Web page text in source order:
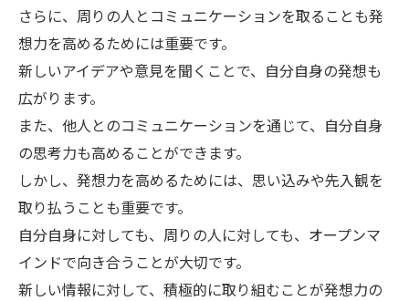
さらに、周りの人とコミュニケーションを取ることも発
想力を高めるためには重要です。
新しいアイデアや意見を聞くことで、自分自身の発想も
広がります。
また、他人とのコミュニケーションを通じて、自分自身
の思考力も高めることができます。
しかし、発想力を高めるためには、思い込みや先入観を
取り払うことも重要です。
自分自身に対しても、周りの人に対しても、オープンマ
インドで向き合うことが大切です。
新しい情報に対して、積極的に取り組むことが発想力の